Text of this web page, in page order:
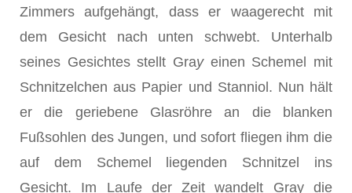
Zimmers aufgehängt, dass er waagerecht mit
dem Gesicht nach unten schwebt. Unterhalb
seines Gesichtes stellt Gray einen Schemel mit
Schnitzelchen aus Papier und Stanniol. Nun hält
er die geriebene Glasröhre an die blanken
Fußsohlen des Jun­gen, und sofort fliegen ihm die
auf dem Schemel liegenden Schnitzel ins
Gesicht. Im Laufe der Zeit wandelt Gray
die